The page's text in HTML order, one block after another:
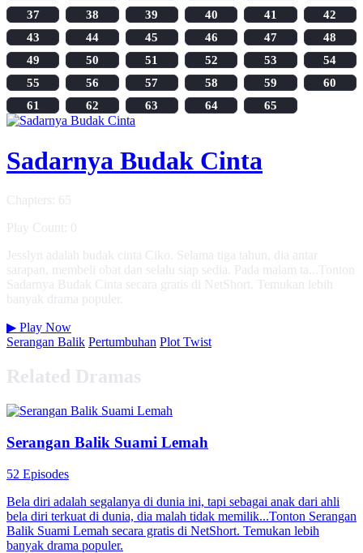
37
38 39 40 41
42
43
44 45 46 47
48
49
50 51 52 53
54
55
56 57 58 59
60
61
62 63 64 65
Sadarnya Budak Cinta
Chapters: 65
Play Count: 0
Jesslyn adalah budak cinta Ciko. Selama tiga tahun, dia antar
sarapan, membeli obat dan selalu siap sedia. Pada malam ta...Tonton
Sadarnya Budak Cinta secara gratis di NetShort. Temukan lebih
banyak drama populer.
▶ Play Now
Serangan Balik Pertumbuhan Plot Twist
Related Dramas
Serangan Balik Suami Lemah
52 Episodes
Bela diri adalah segalanya di dunia ini, tapi sebagai anak dari ahli
bela diri terkuat di dunia, dia malah tidak memilik...Tonton Serangan
Balik Suami Lemah secara gratis di NetShort. Temukan lebih
banyak drama populer.